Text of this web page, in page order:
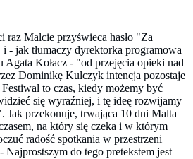
raz Malcie przyświeca hasło "Za
i - jak tłumaczy dyrektorka programowa
Agata Kołacz - "od przejęcia opieki nad
Dominikę Kulczyk intencja pozostaje
Festiwal to czas, kiedy możemy być
się wyraźniej, i tę ideę rozwijamy
Jak przekonuje, trwająca 10 dni Malta
na który się czeka i w którym
radość spotkania w przestrzeni
Najprostszym do tego pretekstem jest